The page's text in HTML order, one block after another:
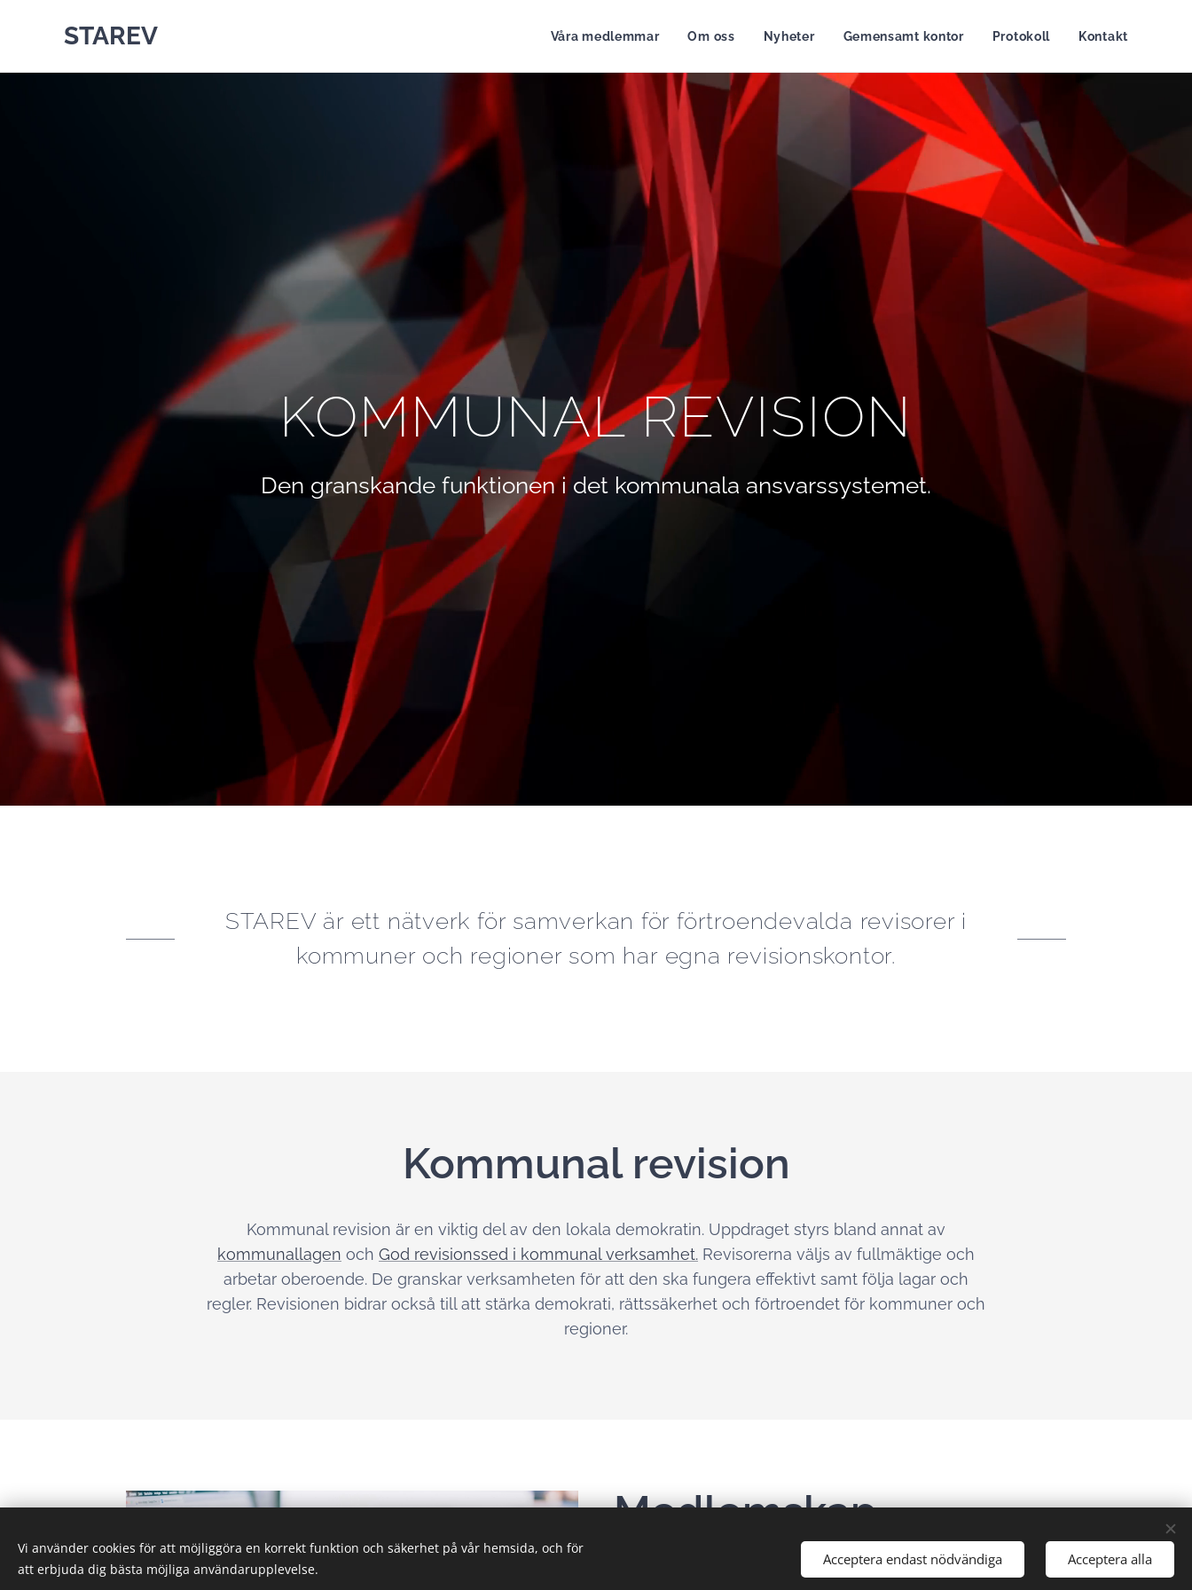
STAREV Våra medlemmar Om oss Nyheter Gemensamt kontor Protokoll Kontakt
KOMMUNAL REVISION
Den granskande funktionen i det kommunala ansvarssystemet.
STAREV är ett nätverk för samverkan för förtroendevalda revisorer i
kommuner och regioner som har egna revisionskontor.
Kommunal revision
Kommunal revision är en viktig del av den lokala demokratin. Uppdraget styrs bland annat av
kommunallagen och God revisionssed i kommunal verksamhet. Revisorerna väljs av fullmäktige och
arbetar oberoende. De granskar verksamheten för att den ska fungera effektivt samt följa lagar och
regler. Revisionen bidrar också till att stärka demokrati, rättssäkerhet och förtroendet för kommuner och
regioner.
Medlemskap
Kommuner och regioner som har egna revisionskontor kan
Vi använder cookies för att möjliggöra en korrekt funktion och säkerhet på vår hemsida, och för
att erbjuda dig bästa möjliga användarupplevelse.
Acceptera endast nödvändiga Acceptera alla